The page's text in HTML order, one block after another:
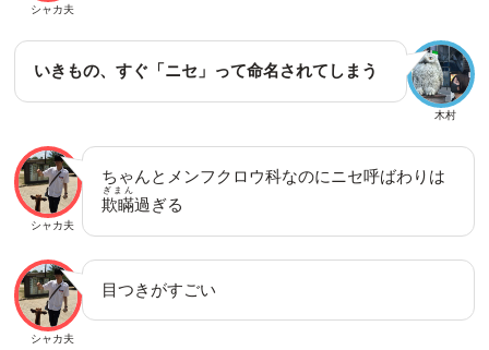
シャカ夫
木村
いきもの、すぐ「ニセ」って命名されてしまう
シャカ夫
ちゃんとメンフクロウ科なのにニセ呼ばわりは
欺瞞
ぎまん
過ぎる
シャカ夫
目つきがすごい